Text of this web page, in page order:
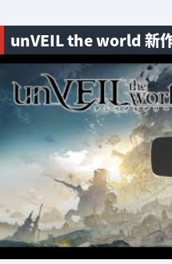
unVEIL the world 新作